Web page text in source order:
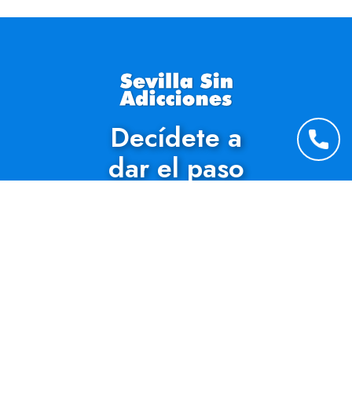
Decídete a
dar el paso